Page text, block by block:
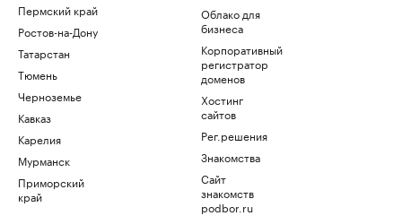
Пермский край
Ростов-на-Дону
Татарстан
Тюмень
Черноземье
Кавказ
Карелия
Мурманск
Приморский
край
Облако для
бизнеса
Корпоративный
регистратор
доменов
Хостинг
сайтов
Рег.решения
Знакомства
Сайт
знакомств
podbor.ru